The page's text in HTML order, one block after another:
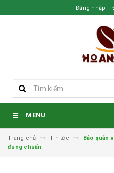
Đăng nhập
MENU
Trang chủ Tin tức
Bảo quản
đúng chuẩn